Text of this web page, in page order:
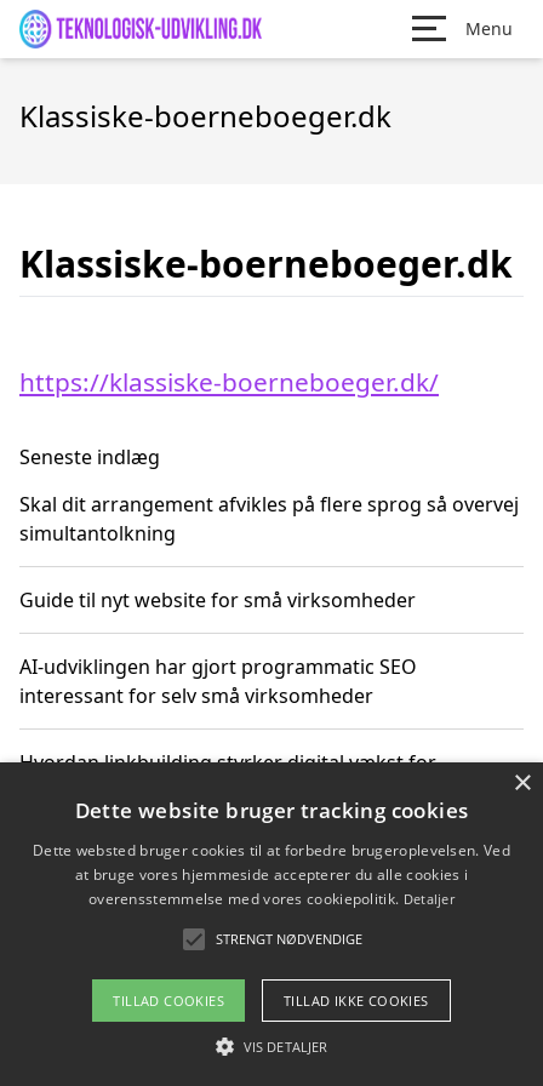
Menu
Klassiske-boerneboeger.dk
Klassiske-boerneboeger.dk
https://klassiske-boerneboeger.dk/
Seneste indlæg
Skal dit arrangement afvikles på flere sprog så overvej
simultantolkning
Guide til nyt website for små virksomheder
AI-udviklingen har gjort programmatic SEO
interessant for selv små virksomheder
Hvordan linkbuilding styrker digital vækst for
Sådan har udviklingen inden for genbrug af elektronik
ændret sig
Copyright 2026 - Pilanto Aps
Om / kontakt
×
Dette website bruger tracking cookies
Dette websted bruger cookies til at forbedre brugeroplevelsen. Ved
at bruge vores hjemmeside accepterer du alle cookies i
overensstemmelse med vores cookiepolitik. Detaljer
STRENGT NØDVENDIGE
TILLAD COOKIES TILLAD IKKE COOKIES
VIS DETALJER